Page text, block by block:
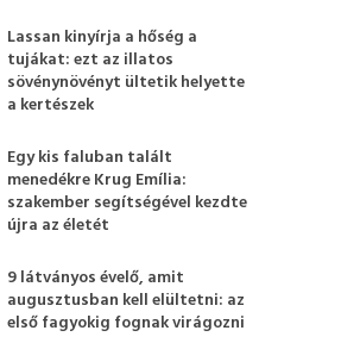
Lassan kinyírja a hőség a
tujákat: ezt az illatos
sövénynövényt ültetik helyette
a kertészek
Egy kis faluban talált
menedékre Krug Emília:
szakember segítségével kezdte
újra az életét
9 látványos évelő, amit
augusztusban kell elültetni: az
első fagyokig fognak virágozni